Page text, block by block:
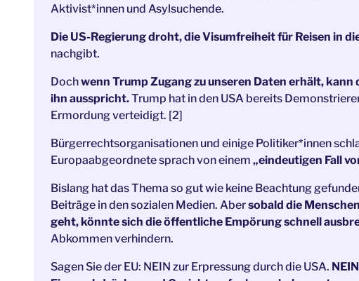
Aktivist*innen und Asylsuchende.
Die US-Regierung droht, die Visumfreiheit für Reisen in
nachgibt.
Dochwenn Trump Zugang zu unseren Daten erhält, kann
ihn ausspricht.Trump hat in den USA bereits
Ermordung verteidigt. [2]
Bürgerrechtsorganisationen und einige Politiker*innen
Europaabgeordnete sprach von einem „eindeutigen Fall
Bislang hat das Thema so gut wie keine Beachtung
Beiträge in den sozialen Medien. Abersobald die
geht, könnte sich die öffentliche Empörung schnell
Abkommen verhindern.
Sagen Sie der EU: NEIN zur Erpressung durch die USA.